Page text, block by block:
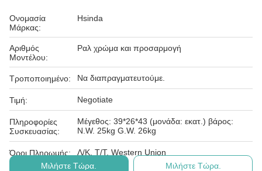
Ονομασία
Μάρκας:
Hsinda
Αριθμός
Μοντέλου:
Ραλ χρώμα και προσαρμογή
Τροποποιημένο: Να διαπραγματευτούμε.
Τιμή: Negotiate
Πληροφορίες
Συσκευασίας:
Μέγεθος: 39*26*43 (μονάδα: εκατ.) βάρος:
N.W. 25kg G.W. 26kg
Όροι Πληρωμής:
Λ/Κ, Τ/Τ, Western Union
Μιλήστε Τώρα.
Μιλήστε Τώρα.